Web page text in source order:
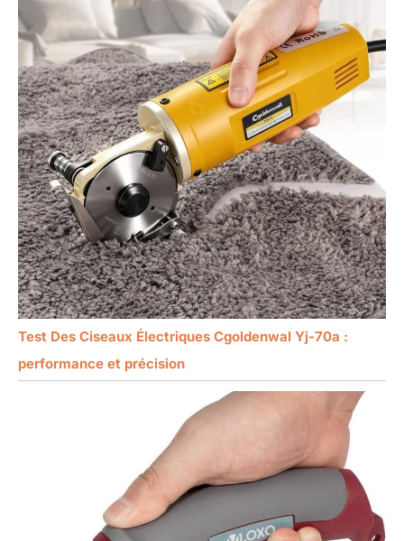
Test Des Ciseaux Électriques Cgoldenwal Yj-70a :
performance et précision